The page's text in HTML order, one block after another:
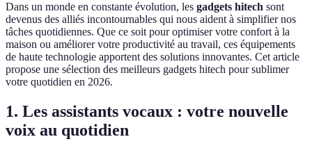
Dans un monde en constante évolution, les gadgets hitech sont
devenus des alliés incontournables qui nous aident à simplifier nos
tâches quotidiennes. Que ce soit pour optimiser votre confort à la
maison ou améliorer votre productivité au travail, ces équipements
de haute technologie apportent des solutions innovantes. Cet article
propose une sélection des meilleurs gadgets hitech pour sublimer
votre quotidien en 2026.
1. Les assistants vocaux : votre nouvelle
voix au quotidien